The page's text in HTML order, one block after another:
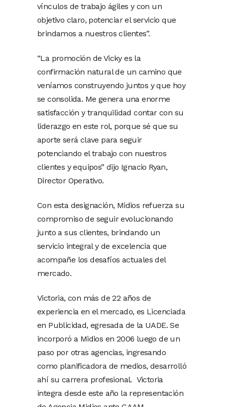
vínculos de trabajo ágiles y con un
objetivo claro, potenciar el servicio que
brindamos a nuestros clientes”.
“La promoción de Vicky es la
confirmación natural de un camino que
veníamos construyendo juntos y que hoy
se consolida. Me genera una enorme
satisfacción y tranquilidad contar con su
liderazgo en este rol, porque sé que su
aporte será clave para seguir
potenciando el trabajo con nuestros
clientes y equipos” dijo Ignacio Ryan,
Director Operativo.
Con esta designación, Midios refuerza su
compromiso de seguir evolucionando
junto a sus clientes, brindando un
servicio integral y de excelencia que
acompañe los desafíos actuales del
mercado.
Victoria, con más de 22 años de
experiencia en el mercado, es Licenciada
en Publicidad, egresada de la UADE. Se
incorporó a Midios en 2006 luego de un
paso por otras agencias, ingresando
como planificadora de medios, desarrolló
ahí su carrera profesional. Victoria
integra desde este año la representación